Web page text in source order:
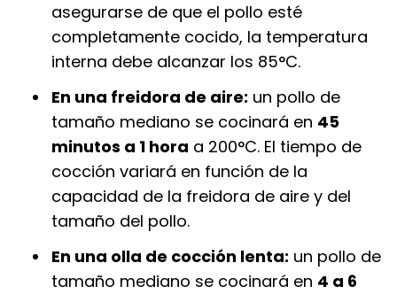
asegurarse de que el pollo esté
completamente cocido, la temperatura
interna debe alcanzar los 85°C.
En una freidora de aire: un pollo de
tamaño mediano se cocinará en 45
minutos a 1 hora a 200°C. El tiempo de
cocción variará en función de la
capacidad de la freidora de aire y del
tamaño del pollo.
En una olla de cocción lenta: un pollo de
tamaño mediano se cocinará en 4 a 6